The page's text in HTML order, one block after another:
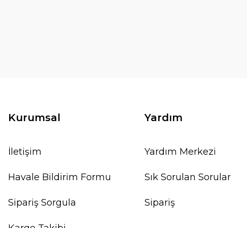
Kurumsal
İletişim
Havale Bildirim Formu
Sipariş Sorgula
Yardım
Yardım Merkezi
Sık Sorulan Sorular
Sipariş